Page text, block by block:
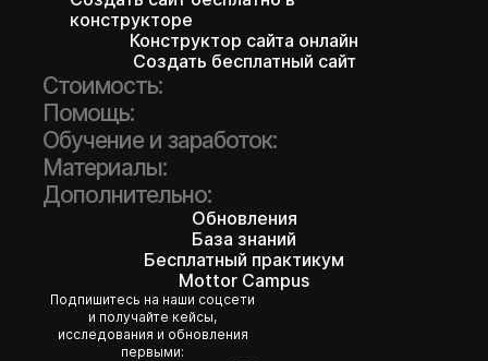
конструкторе
Конструктор сайта онлайн
Создать бесплатный сайт
Стоимость:
Помощь:
Обучение и заработок:
Материалы:
Дополнительно:
Обновления
База знаний
Бесплатный практикум
Mottor Campus
Подпишитесь на наши соцсети
и получайте кейсы,
исследования и обновления
первыми: